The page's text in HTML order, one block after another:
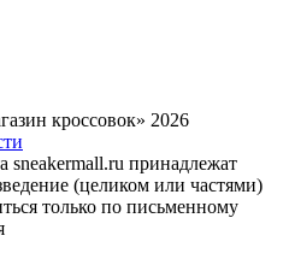
кроссовок» 2026
sneakermall.ru принадлежат
(целиком или частями)
только по письменному